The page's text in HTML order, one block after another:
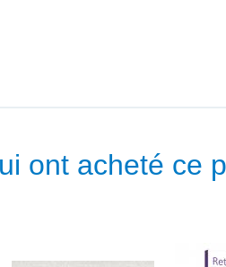
ont acheté ce